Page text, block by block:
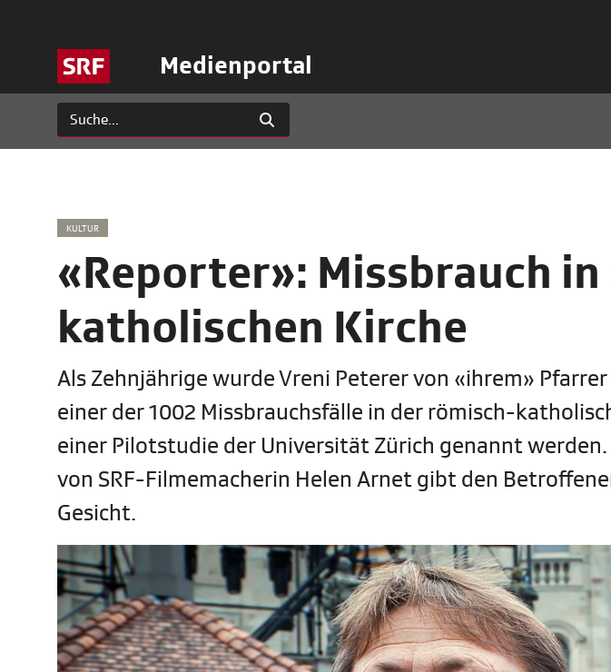
Medienportal
KULTUR
«Reporter»: Missbrauch
katholischen Kirche
Als Zehnjährige wurde Vreni Peterer von «ihrem»
einer der 1002 Missbrauchsfälle in der römisch-
einer Pilotstudie der Universität Zürich genannt
von SRF-Filmemacherin Helen Arnet gibt den
Gesicht.